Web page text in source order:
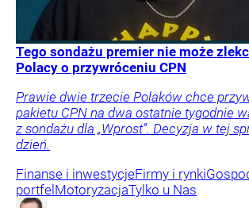
Tego sondażu premier nie może
Polacy o przywróceniu CPN
Prawie dwie trzecie Polaków chce
pakietu CPN na dwa ostatnie tygodnie
z sondażu dla „Wprost”. Decyzja w tej
dzień.
Finanse i inwestycjeFirmy i rynki
portfelMotoryzacjaTylko u Nas